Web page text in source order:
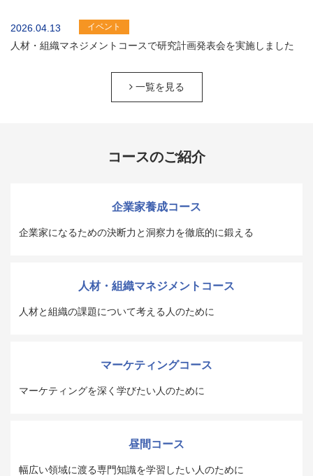
2026.04.13 イベント
人材・組織マネジメントコースで研究計画発表会を実施しました
一覧を見る
コースのご紹介
企業家養成コース
企業家になるための決断力と洞察力を徹底的に鍛える
人材・組織マネジメントコース
人材と組織の課題について考える人のために
マーケティングコース
マーケティングを深く学びたい人のために
昼間コース
幅広い領域に渡る専門知識を学習したい人のために